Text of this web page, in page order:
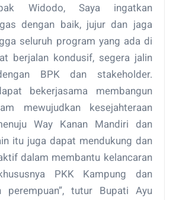
Widodo, Saya ingatkan
dengan baik, jujur dan jaga
seluruh program yang ada di
berjalan kondusif, segera jalin
BPK dan stakeholder.
bekerjasama membangun
mewujudkan kesejahteraan
Way Kanan Mandiri dan
itu juga dapat mendukung dan
dalam membantu kelancaran
PKK Kampung dan
perempuan”, tutur Bupati Ayu